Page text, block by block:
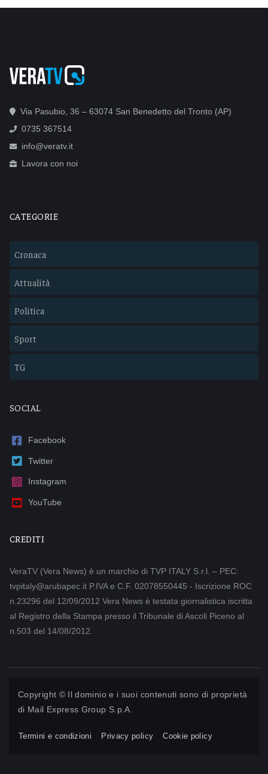
Via Pasubio, 36 – 63074 San Benedetto del Tronto (AP)
0735 367514
info@veratv.it
Lavora con noi
CATEGORIE
Cronaca
Attualità
Politica
Sport
TG
SOCIAL
Facebook
Twitter
Instagram
YouTube
CREDITI
VeraTV (Vera News) è un marchio di TVP ITALY S.r.l. – PEC:
tvpitaly@arubapec.it P.IVA e C.F. 02078550445 - Iscrizione ROC
n.23296 del 12/09/2012 Vera News è testata giornalistica iscritta
al Registro della Stampa presso il Tribunale di Ascoli Piceno al
n.503 del 14/08/2012.
Copyright © Il dominio e i suoi contenuti sono di proprietà
di Mail Express Group S.p.A.
Termini e condizioni Privacy policy Cookie policy